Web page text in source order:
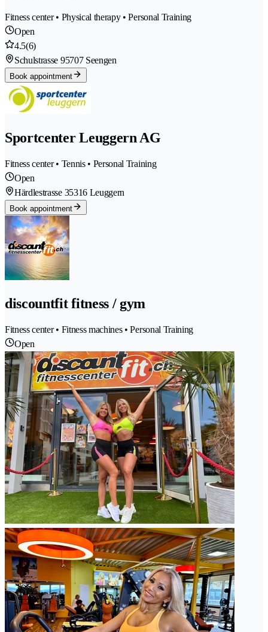
Fitness center • Physical therapy • Personal Training
Open
4.5(6)
Schulstrasse 95707 Seengen
Book appointment
Sportcenter Leuggern AG
Fitness center • Tennis • Personal Training
Open
Härdlestrasse 35316 Leuggern
Book appointment
discountfit fitness / gym
Fitness center • Fitness machines • Personal Training
Open